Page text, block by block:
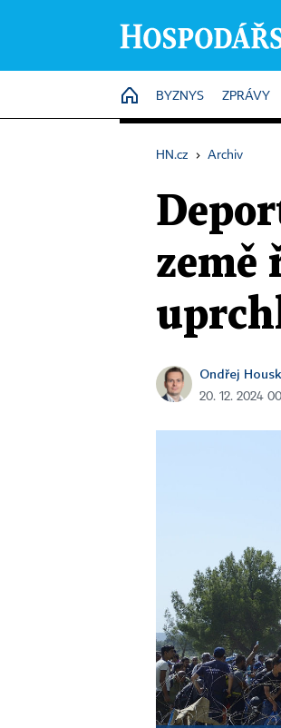
HOME
BYZNYS ZPRÁVY
HN.cz › Archiv
země
Ondřej
20. 12. 2024